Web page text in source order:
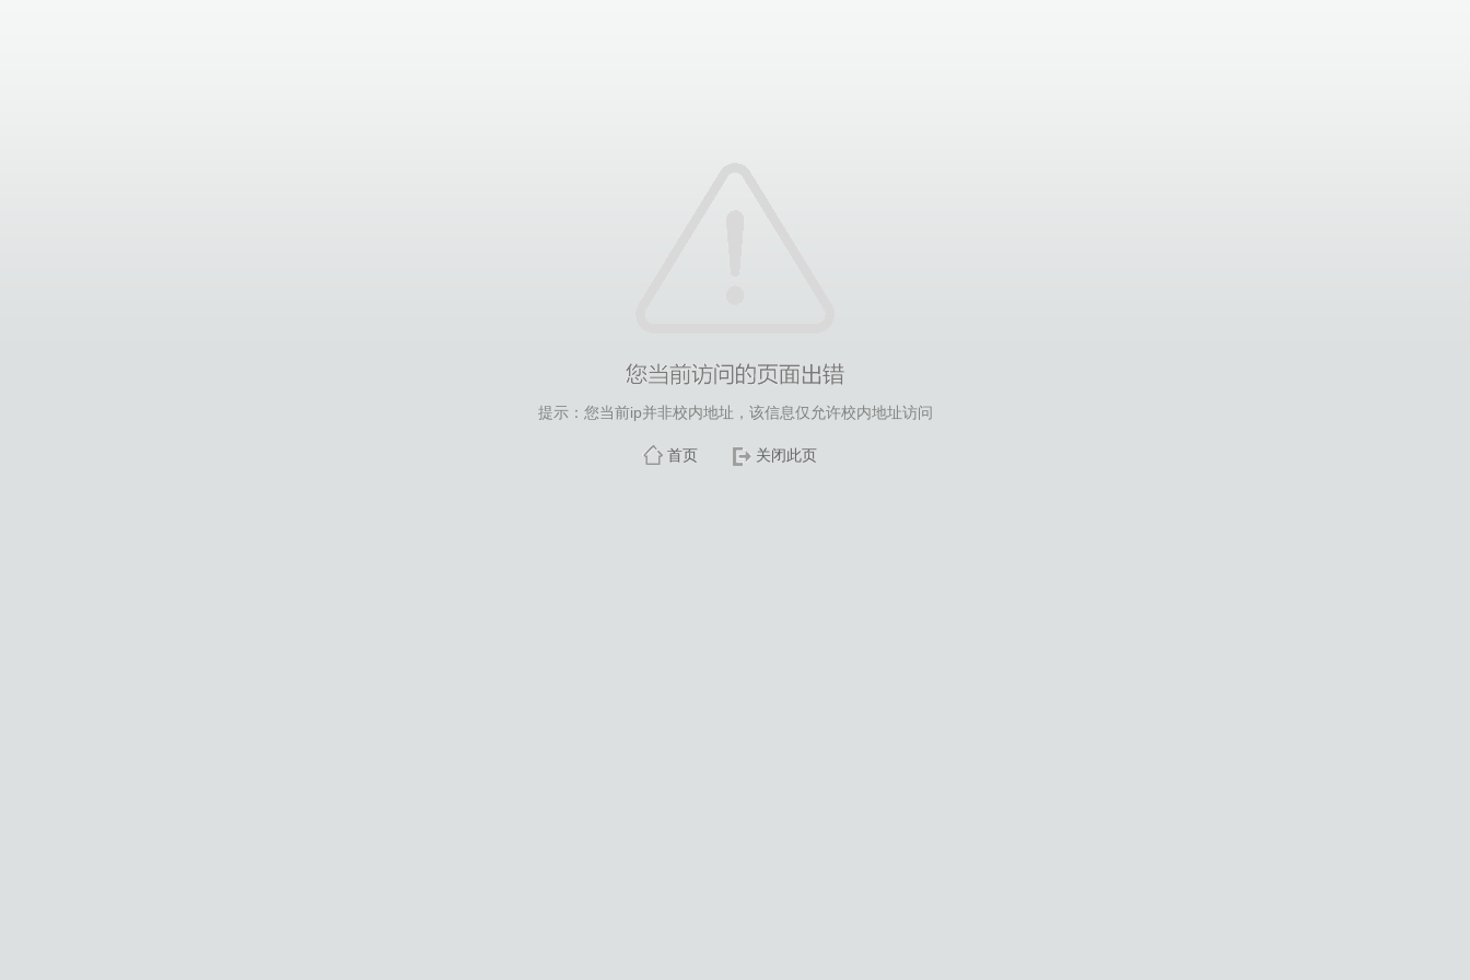
提示：您当前ip并非校内地址，该信息仅允许校内地址访问
首页 关闭此页